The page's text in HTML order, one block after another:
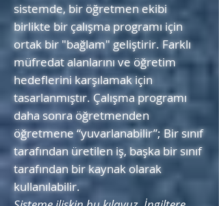
sistemde, bir öğretmen ekibi
birlikte bir çalışma programı için
ortak bir "bağlam" geliştirir. Farklı
müfredat alanlarını ve öğretim
hedeflerini karşılamak için
tasarlanmıştır. Çalışma programı
daha sonra öğretmenden
öğretmene “yuvarlanabilir”; Bir sınıf
tarafından üretilen iş, başka bir sınıf
tarafından bir kaynak olarak
kullanılabilir.